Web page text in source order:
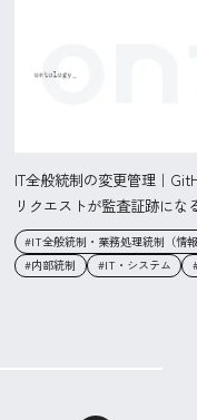
IT全般統制の変更管理｜
リクエストが監査証跡にな
#IT全般統制・業務処理統制（情
#内部統制
#IT・システム